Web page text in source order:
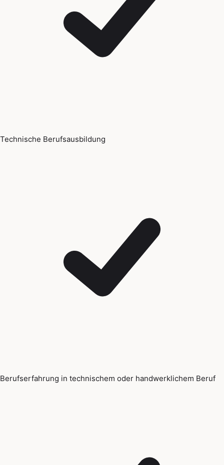
Technische Berufsausbildung
Berufserfahrung in technischem oder handwerklichem Beruf